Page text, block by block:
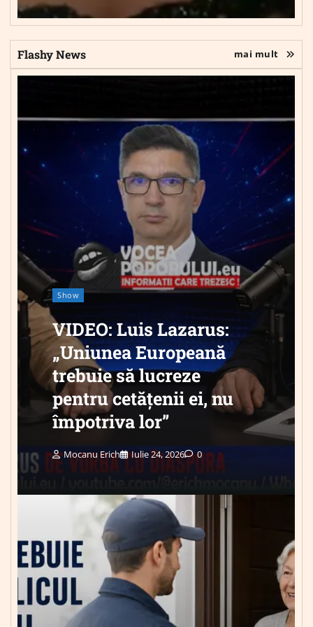
Flashy News mai mult
Show
VIDEO: Luis Lazarus:
„Uniunea Europeană
trebuie să lucreze
pentru cetățenii ei, nu
împotriva lor”
Mocanu Erich Iulie 24, 2026 0